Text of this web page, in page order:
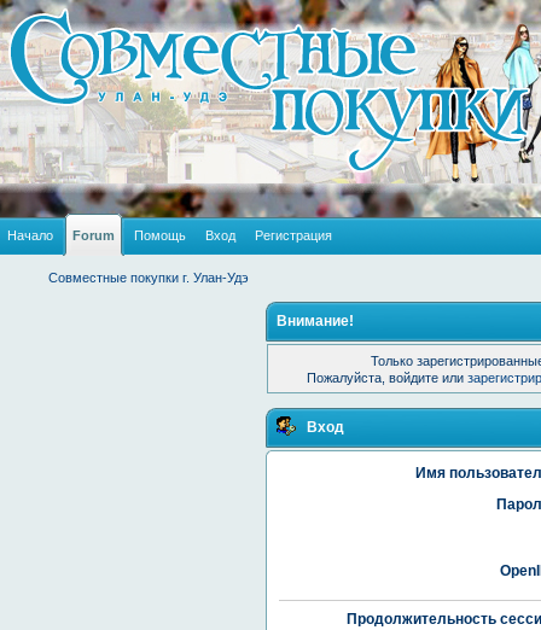
Начало Forum Помощь Вход Регистрация
Совместные покупки г. Улан-Удэ
Внимание!
Только
Пожалуйста, войдите или
Вход
Имя
Продолжительность